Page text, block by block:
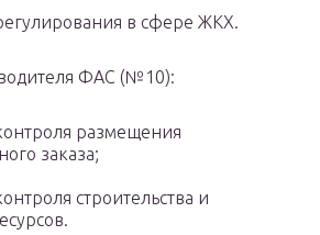
в сфере ЖКХ.
ФАС (№10):
размещения
заказа;
строительства и